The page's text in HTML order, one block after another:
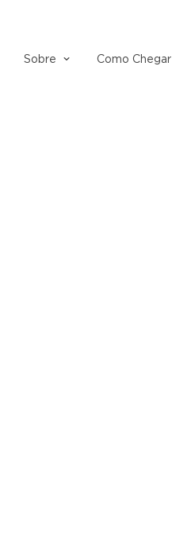
Sobre Como Chegar